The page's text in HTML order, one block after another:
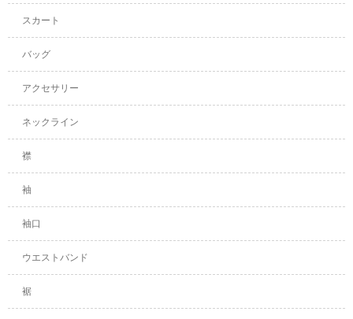
スカート
バッグ
アクセサリー
ネックライン
襟
袖
袖口
ウエストバンド
裾